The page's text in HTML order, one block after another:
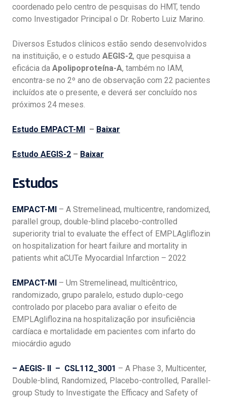
coordenado pelo centro de pesquisas do HMT, tendo
como Investigador Principal o Dr. Roberto Luiz Marino.
Diversos Estudos clínicos estão sendo desenvolvidos
na instituição, e o estudo AEGIS-2, que pesquisa a
eficácia da Apolipoproteína-A, também no IAM,
encontra-se no 2º ano de observação com 22 pacientes
incluídos ate o presente, e deverá ser concluído nos
próximos 24 meses.
Estudo EMPACT-MI – Baixar
Estudo AEGIS-2 – Baixar
Estudos
EMPACT-MI – A Stremelinead, multicentre, randomized,
parallel group, double-blind placebo-controlled
superiority trial to evaluate the effect of EMPLAgliflozin
on hospitalization for heart failure and mortality in
patients whit aCUTe Myocardial Infarction – 2022
EMPACT-MI – Um Stremelinead, multicêntrico,
randomizado, grupo paralelo, estudo duplo-cego
controlado por placebo para avaliar o efeito de
EMPLAgliflozina na hospitalização por insuficiência
cardíaca e mortalidade em pacientes com infarto do
miocárdio agudo
– AEGIS- II – CSL112_3001 – A Phase 3, Multicenter,
Double-blind, Randomized, Placebo-controlled, Parallel-
group Study to Investigate the Efficacy and Safety of